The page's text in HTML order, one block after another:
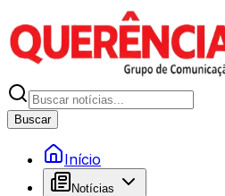
Buscar
Início
Notícias